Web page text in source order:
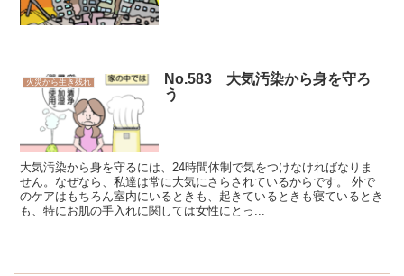
火災から生き残れ
No.583 大気汚染から身を守ろ
う
大気汚染から身を守るには、24時間体制で気をつけなければなりま
せん。なぜなら、私達は常に大気にさらされているからです。 外で
のケアはもちろん室内にいるときも、起きているときも寝ているとき
も、特にお肌の手入れに関しては女性にとっ...